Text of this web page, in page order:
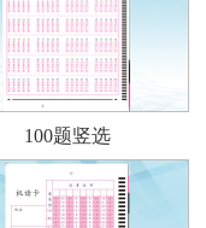
100题竖选